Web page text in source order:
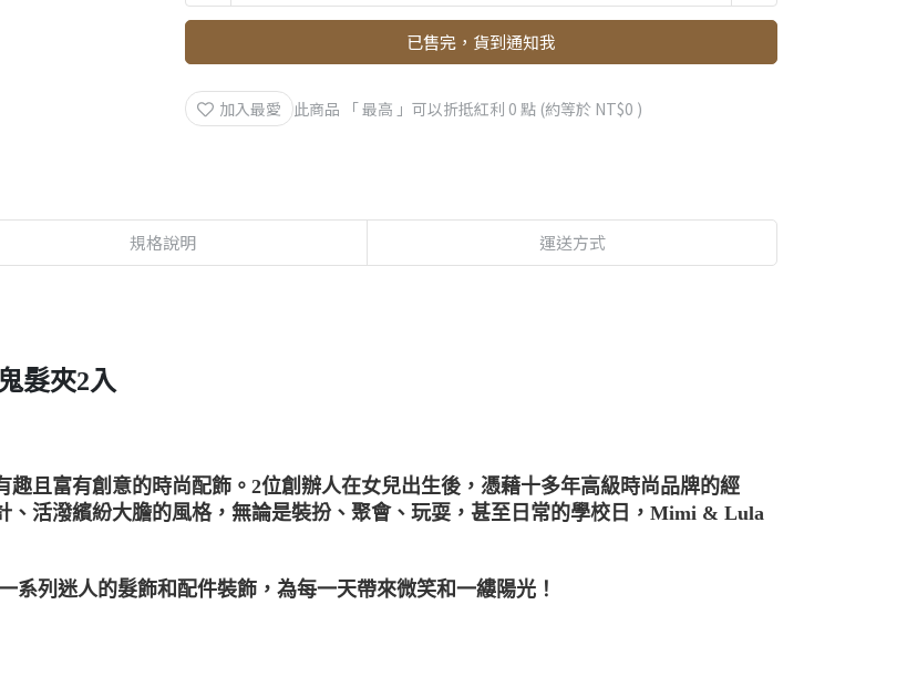
已售完，貨到通知我
加入最愛 此商品 「 最高 」可以折抵紅利 0 點 (約等於 NT$0 )
規格說明 運送方式
髮夾2入
且富有創意的時尚配飾。2位創辦人在女兒出生後，憑藉十多年高級時尚品牌的經
活潑繽紛大膽的風格，無論是裝扮、聚會、玩耍，甚至日常的學校日，Mimi & Lula
列迷人的髮飾和配件裝飾，為每一天帶來微笑和一縷陽光！